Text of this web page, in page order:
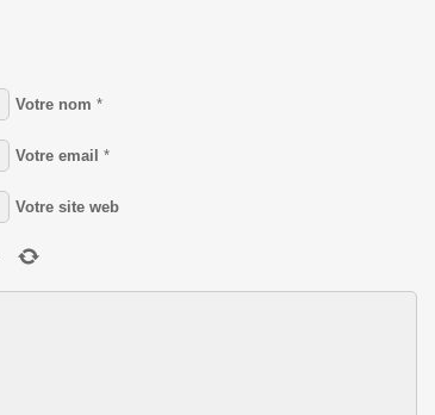
Votre nom *
Votre email *
Votre site web